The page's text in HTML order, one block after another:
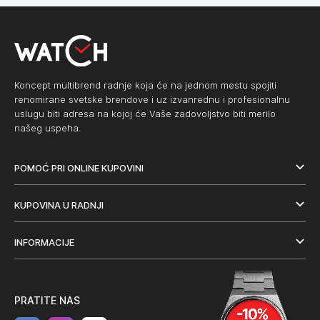
Koncept multibrend radnje koja će na jednom mestu spojiti
renomirane svetske brendove i uz izvanrednu i profesionalnu
uslugu biti adresa na kojoj će Vaše zadovoljstvo biti merilo
našeg uspeha.
POMOĆ PRI ONLINE KUPOVINI
KUPOVINA U RADNJI
INFORMACIJE
PRATITE NAS